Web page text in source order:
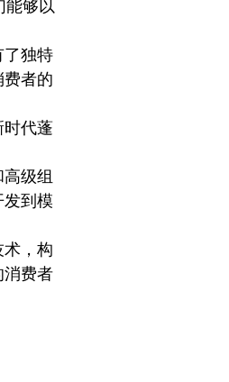
能够以
了独特
者的
时代蓬
级组
到模
，构
消费者